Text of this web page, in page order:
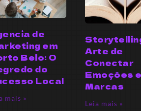
de
em
Belo: O
do
Local
mais »
Arte de
Conectar
Emoções e
Marcas
Leia mais »